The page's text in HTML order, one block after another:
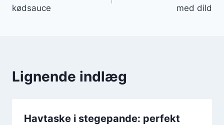
kødsauce
med dild
Lignende indlæg
Havtaske i stegepande: perfekt